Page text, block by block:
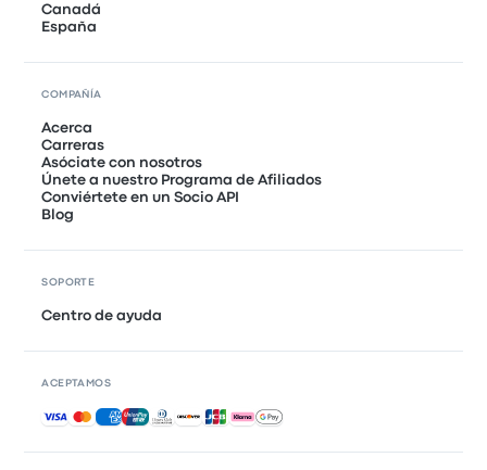
Canadá
España
COMPAÑÍA
Acerca
Carreras
Asóciate con nosotros
Únete a nuestro Programa de Afiliados
Conviértete en un Socio API
Blog
SOPORTE
Centro de ayuda
ACEPTAMOS
Pagos aceptados